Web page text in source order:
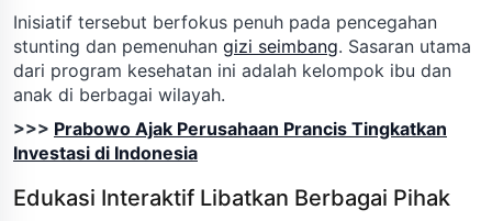
Inisiatif tersebut berfokus penuh pada pencegahan
stunting dan pemenuhan gizi seimbang. Sasaran utama
dari program kesehatan ini adalah kelompok ibu dan
anak di berbagai wilayah.
>>> Prabowo Ajak Perusahaan Prancis Tingkatkan
Investasi di Indonesia
Edukasi Interaktif Libatkan Berbagai Pihak